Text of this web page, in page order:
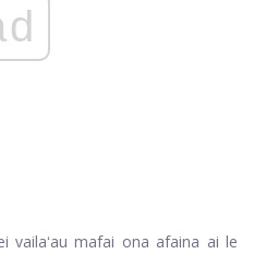
vailaʻau mafai ona afaina ai le